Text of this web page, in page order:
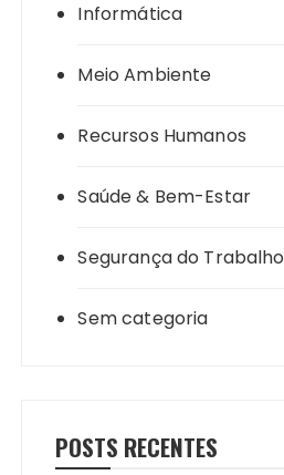
Informática
Meio Ambiente
Recursos Humanos
Saúde & Bem-Estar
Segurança do Trabalho
Sem categoria
POSTS RECENTES